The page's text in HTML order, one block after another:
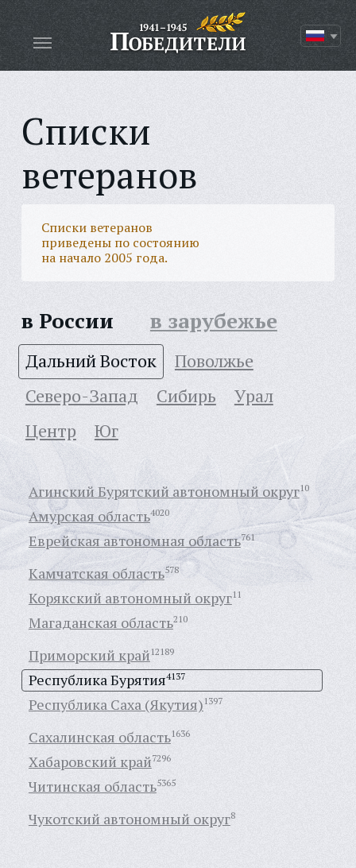
Списки
ветеранов
Списки ветеранов
приведены по состоянию
на начало 2005 года.
в России в зарубежье
Дальний Восток
Поволжье
Северо-Запад
Сибирь
Урал
Центр
Юг
Агинский Бурятский автономный округ10
Амурская область4020
Еврейская автономная область761
Камчатская область578
Корякский автономный округ11
Магаданская область210
Приморский край12189
Республика Бурятия4137
Республика Саха (Якутия)1397
Сахалинская область1636
Хабаровский край7296
Читинская область5365
Чукотский автономный округ8